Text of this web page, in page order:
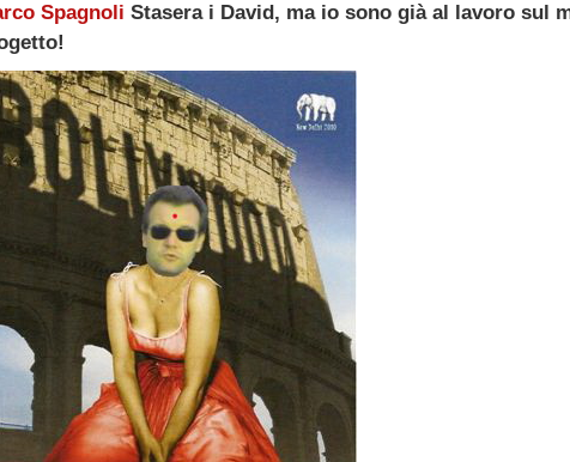
Spagnoli Stasera i David, ma io sono già al lavoro sul